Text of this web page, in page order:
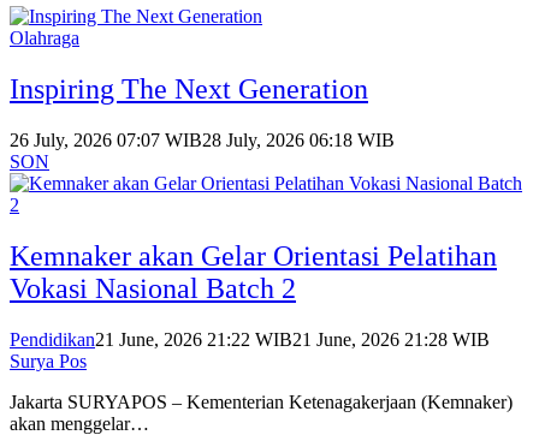
Olahraga
Inspiring The Next Generation
26 July, 2026 07:07 WIB28 July, 2026 06:18 WIB
SON
Kemnaker akan Gelar Orientasi Pelatihan
Vokasi Nasional Batch 2
Pendidikan21 June, 2026 21:22 WIB21 June, 2026 21:28 WIB
Surya Pos
Jakarta SURYAPOS – Kementerian Ketenagakerjaan (Kemnaker)
akan menggelar…